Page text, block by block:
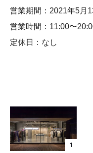
営業期間：2021年5月
営業時間：11:00〜
定休日：なし
1